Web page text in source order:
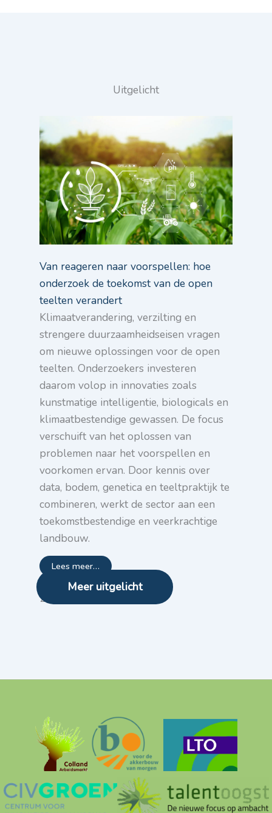
Uitgelicht
Van reageren naar voorspellen: hoe
onderzoek de toekomst van de open
teelten verandert
Klimaatverandering, verzilting en
strengere duurzaamheidseisen vragen
om nieuwe oplossingen voor de open
teelten. Onderzoekers investeren
daarom volop in innovaties zoals
kunstmatige intelligentie, biologicals en
klimaatbestendige gewassen. De focus
verschuift van het oplossen van
problemen naar het voorspellen en
voorkomen ervan. Door kennis over
data, bodem, genetica en teeltpraktijk te
combineren, werkt de sector aan een
toekomstbestendige en veerkrachtige
landbouw.
Lees meer…
29 mei 2026
Meer uitgelicht